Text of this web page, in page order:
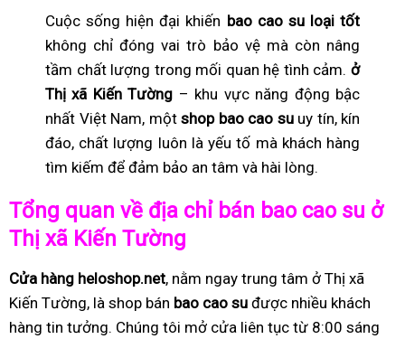
Cuộc sống hiện đại khiến bao cao su loại tốt
không chỉ đóng vai trò bảo vệ mà còn nâng
tầm chất lượng trong mối quan hệ tình cảm. ở
Thị xã Kiến Tường – khu vực năng động bậc
nhất Việt Nam, một shop bao cao suuy tín, kín
đáo, chất lượng luôn là yếu tố mà khách hàng
tìm kiếm để đảm bảo an tâm và hài lòng.
Tổng quan về địa chỉ bán bao cao su ở
Thị xã Kiến Tường
Cửa hàng heloshop.net, nằm ngay trung tâm ở Thị xã
Kiến Tường, là shop bán bao cao su được nhiều khách
hàng tin tưởng. Chúng tôi mở cửa liên tục từ 8:00 sáng